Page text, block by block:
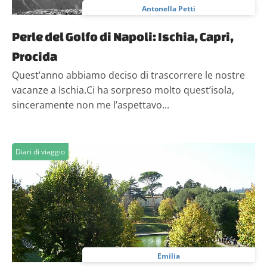
con altre informazioni che hai fornito loro o che hanno
Antonella Petti
Perle del Golfo di Napoli: Ischia, Capri,
Procida
Quest’anno abbiamo deciso di trascorrere le nostre
vacanze a Ischia.Ci ha sorpreso molto quest’isola,
sinceramente non me l’aspettavo...
Diari di viaggio
Emilia